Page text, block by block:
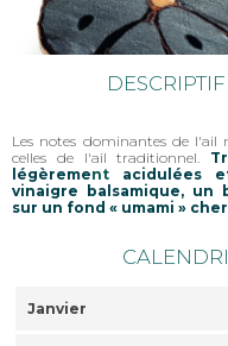
Les notes dominantes de l'ail
celles de l'ail traditionnel.
légèrement acidulées
vinaigre balsamique, un
sur un fond « umami »
Janvier